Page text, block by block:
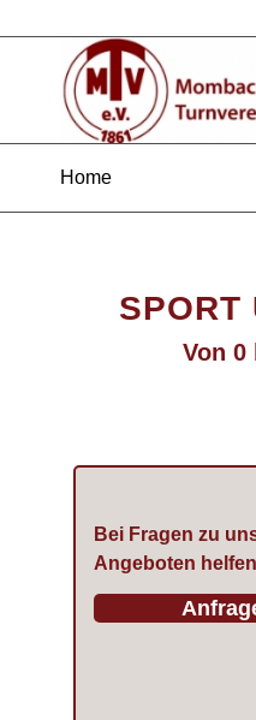
Home
SPORT
Von 0
Bei Fragen zu
Angeboten